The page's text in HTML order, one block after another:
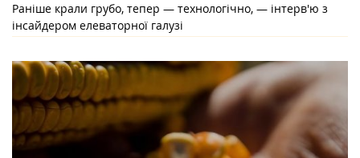
Раніше крали грубо, тепер — технологічно, — інтерв'ю з
інсайдером елеваторної галузі